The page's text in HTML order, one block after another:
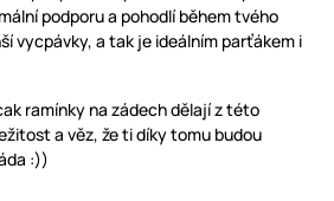
podporu a pohodlí během tvého
vycpávky, a tak je ideálním parťákem i
ramínky na zádech dělají z této
a věz, že ti díky tomu budou
:))